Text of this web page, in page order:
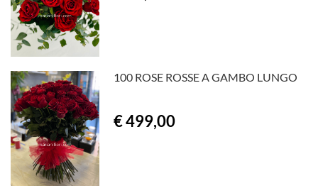
100 ROSE ROSSE A GAMBO LUNGO
€ 499,00